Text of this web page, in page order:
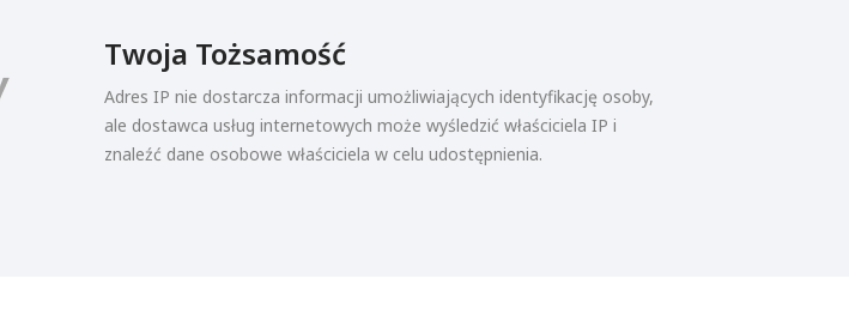
Twoja Tożsamość
Adres IP nie dostarcza informacji umożliwiających identyfikację osoby,
ale dostawca usług internetowych może wyśledzić właściciela IP i
znaleźć dane osobowe właściciela w celu udostępnienia.